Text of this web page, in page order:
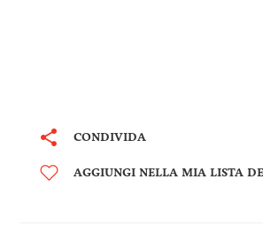
CONDIVIDA
AGGIUNGI NELLA MIA LISTA